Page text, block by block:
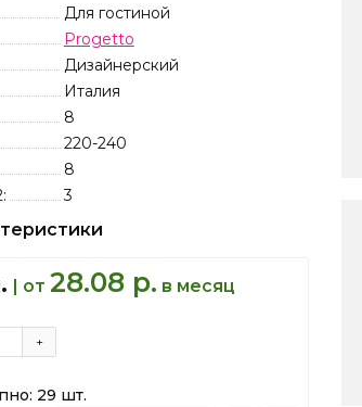
Для гостиной
Progetto
Дизайнерский
Италия
8
220-240
8
3
| от 28.08 р. в месяц
+
29 шт.